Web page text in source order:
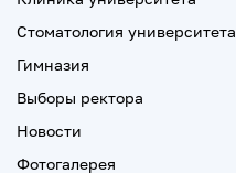
Стоматология университета
Гимназия
Выборы ректора
Новости
Фотогалерея